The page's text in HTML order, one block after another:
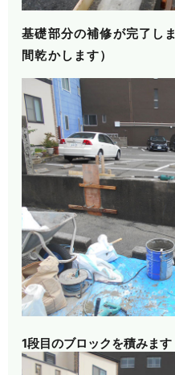
基礎部分の補修が完了し
間乾かします）
1段目のブロックを積みます